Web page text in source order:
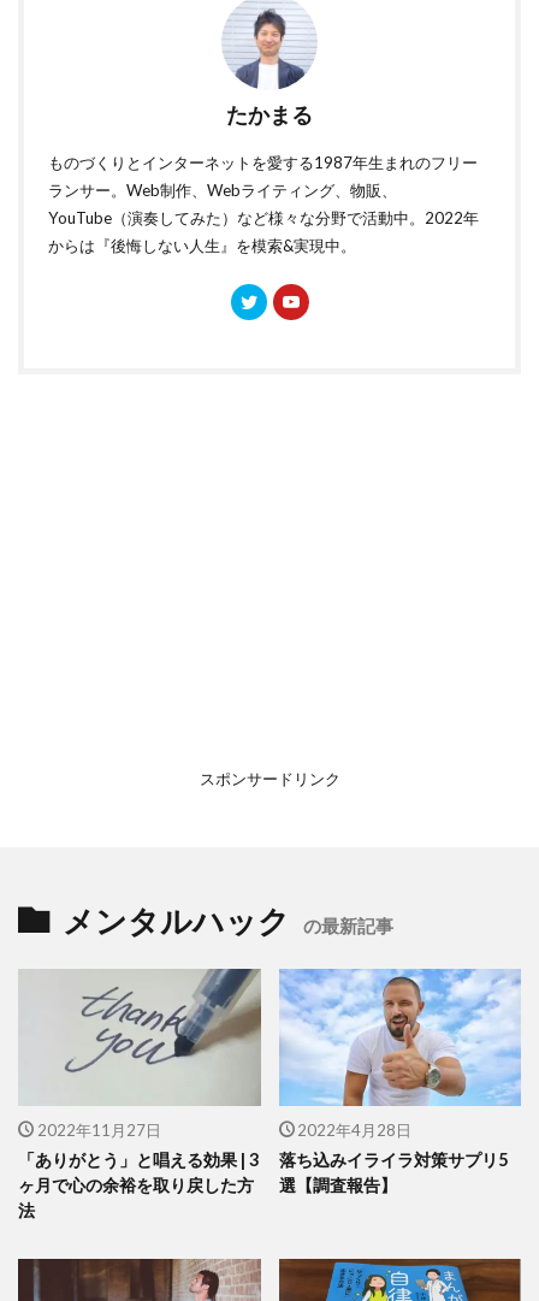
たかまる
ものづくりとインターネットを愛する1987年生まれのフリー
ランサー。Web制作、Webライティング、物販、
YouTube（演奏してみた）など様々な分野で活動中。2022年
からは『後悔しない人生』を模索&実現中。
スポンサードリンク
メンタルハック の最新記事
2022年11月27日
「ありがとう」と唱える効果 | 3
ヶ月で心の余裕を取り戻した方
法
2022年4月28日
落ち込みイライラ対策サプリ5
選【調査報告】